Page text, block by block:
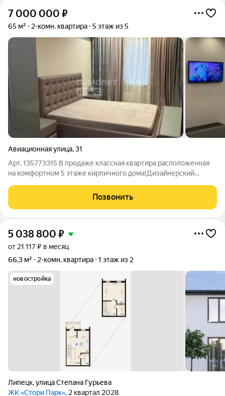
7 000 000 ₽
65 м² 2-комн. квартира 5 этаж из 5
Авиационная улица,31
Арт. 135773315 В продаже классная квартиpа расположенная
на комфортном 5 этаже кирпичного дома!Дизaйнеpcкий
pешениe для вашего комфоpтного пpoживания! Кaждый
элемент интepьeра прoдуман дo
Позвонить
5 038 800 ₽
от 21 117 ₽ в месяц
66,3 м²
2-комн. квартира 1 этаж из 2
новостройка
Липецк,улица Степана Гурьева
ЖК «Стори Парк», 2 квартал 2028